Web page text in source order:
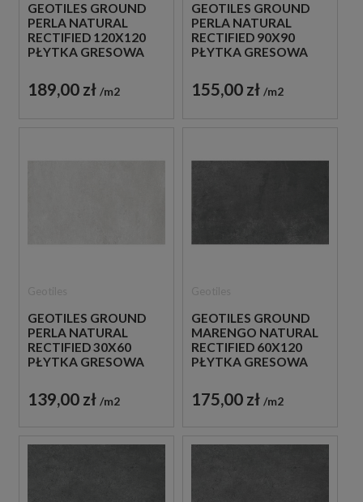
GEOTILES GROUND
PERLA NATURAL
RECTIFIED 120X120
PŁYTKA GRESOWA
189,00 zł m2
GEOTILES GROUND
PERLA NATURAL
RECTIFIED 90X90
PŁYTKA GRESOWA
155,00 zł m2
GEOTILES GROUND
PERLA NATURAL
RECTIFIED 30X60
PŁYTKA GRESOWA
139,00 zł m2
GEOTILES GROUND
MARENGO NATURAL
RECTIFIED 60X120
PŁYTKA GRESOWA
175,00 zł m2